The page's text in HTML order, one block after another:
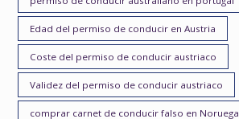
Edad del permiso de conducir en Austria
Coste del permiso de conducir austriaco
Validez del permiso de conducir austriaco
comprar carnet de conducir falso en Noruega